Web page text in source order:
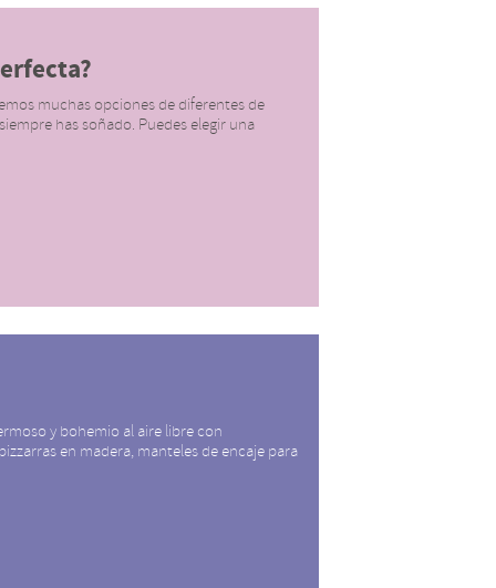
muchas opciones de diferentes de
has soñado. Puedes elegir una
y bohemio al aire libre con
en madera, manteles de encaje para